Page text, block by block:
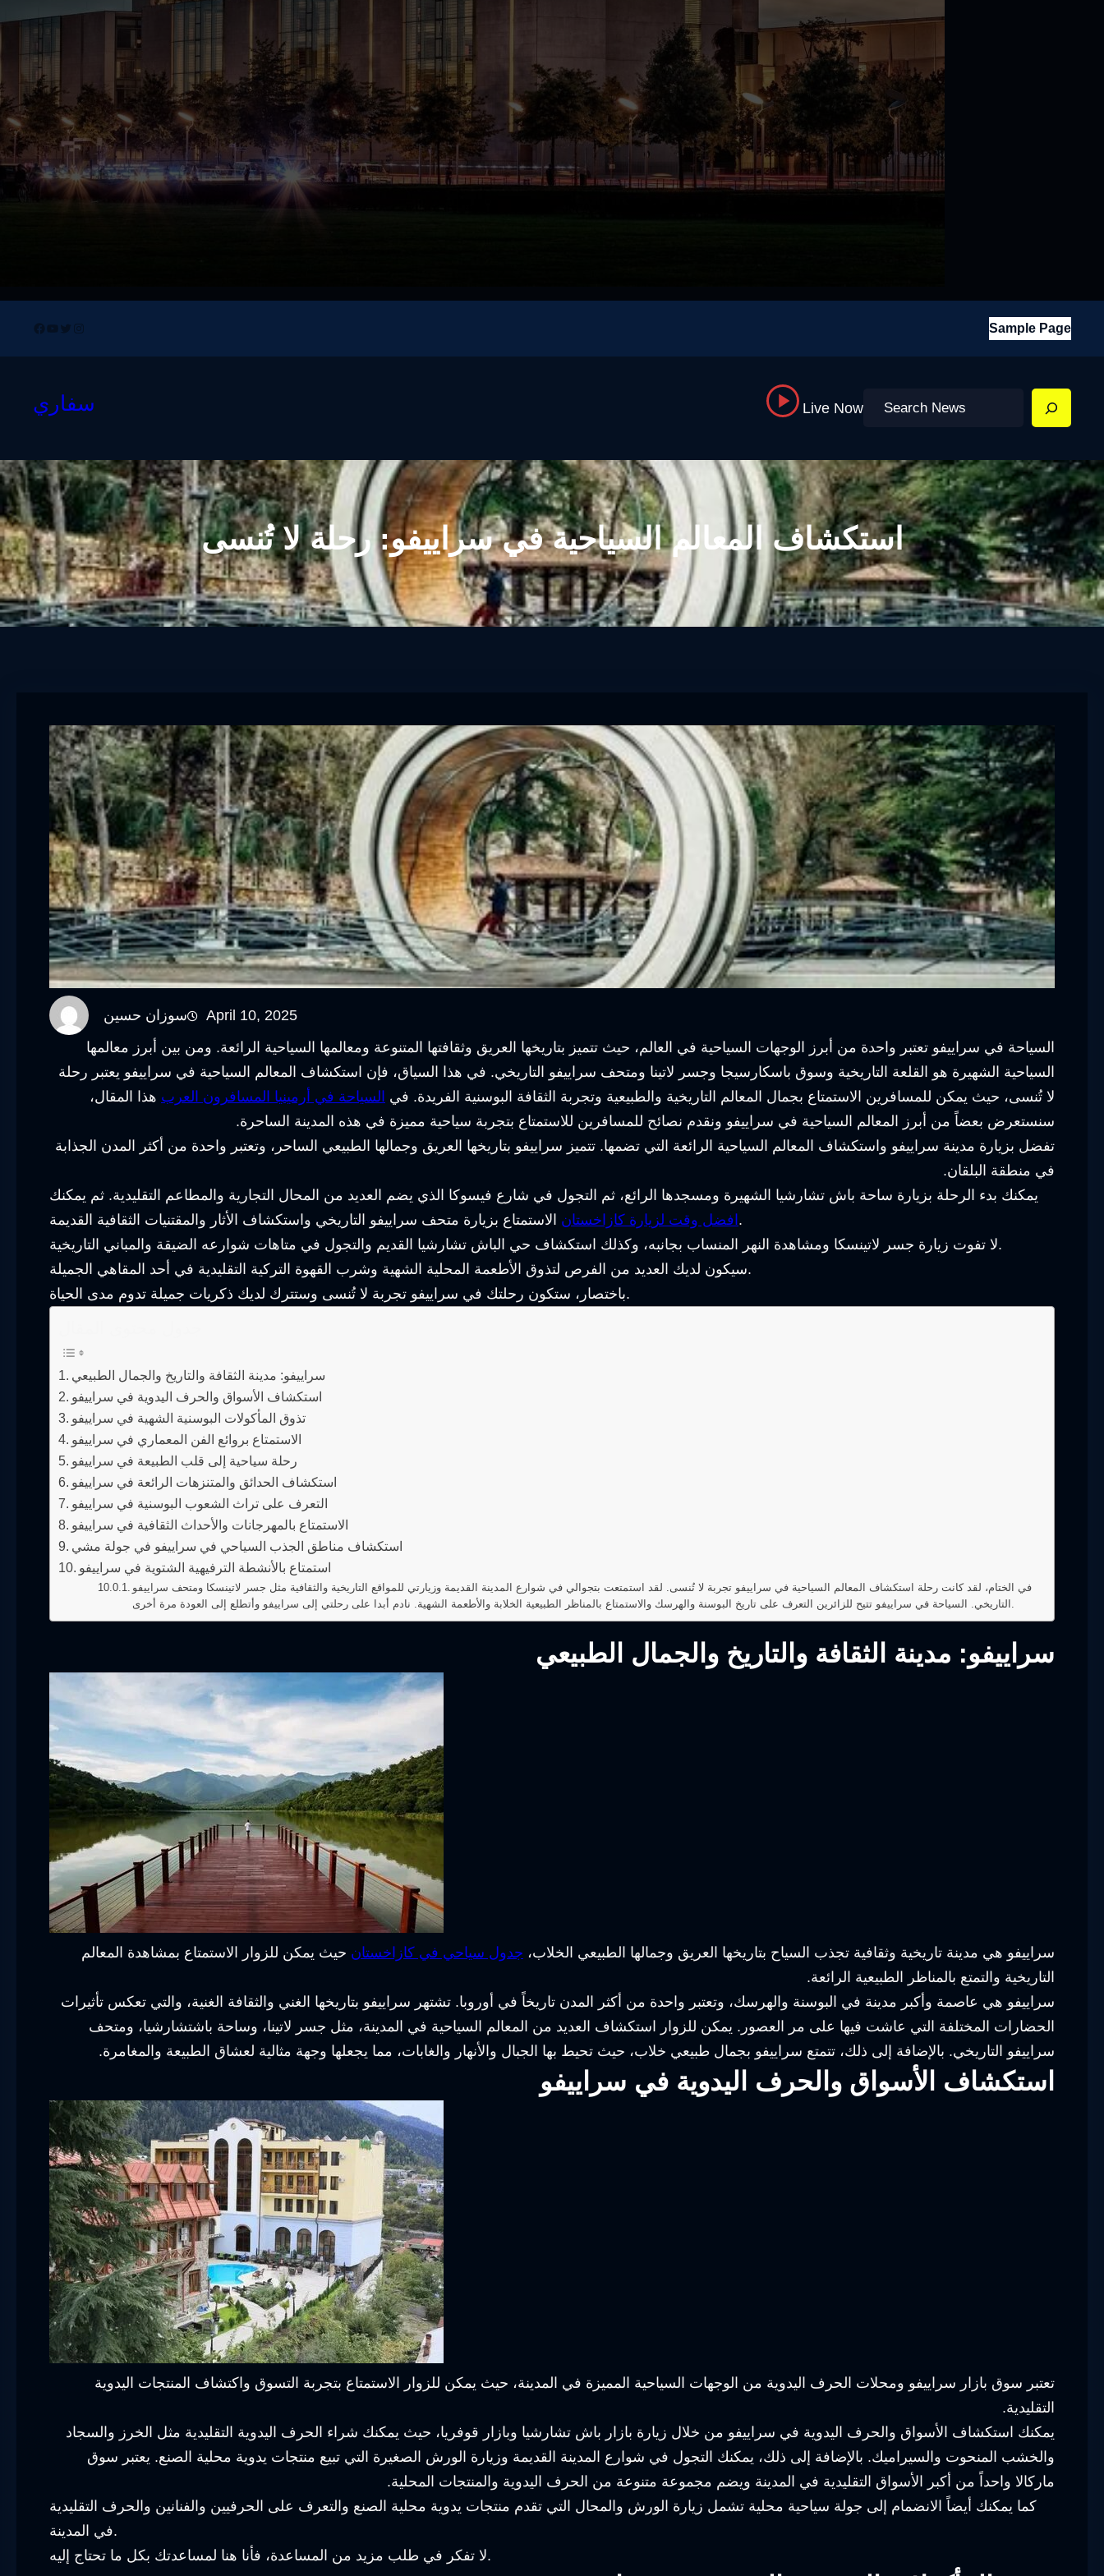
Facebook
YouTube
TwitterInstagram Sample Page
سفاري Live Now Search
استكشاف المعالم السياحية في سراييفو: رحلة لا تُنسى
سوزان حسين
April 10, 2025
السياحة في سراييفو تعتبر واحدة من أبرز الوجهات السياحية في العالم، حيث تتميز بتاريخها العريق وثقافتها المتنوعة ومعالمها السياحية الرائعة. ومن بين أبرز معالمها
السياحية الشهيرة هو القلعة التاريخية وسوق باسكارسيجا وجسر لاتينا ومتحف سراييفو التاريخي. في هذا السياق، فإن استكشاف المعالم السياحية في سراييفو يعتبر رحلة
لا تُنسى، حيث يمكن للمسافرين الاستمتاع بجمال المعالم التاريخية والطبيعية وتجربة الثقافة البوسنية الفريدة. في السياحة في أرمينيا المسافرون العرب هذا المقال،
سنستعرض بعضاً من أبرز المعالم السياحية في سراييفو ونقدم نصائح للمسافرين للاستمتاع بتجربة سياحية مميزة في هذه المدينة الساحرة.
تفضل بزيارة مدينة سراييفو واستكشاف المعالم السياحية الرائعة التي تضمها. تتميز سراييفو بتاريخها العريق وجمالها الطبيعي الساحر، وتعتبر واحدة من أكثر المدن الجذابة
في منطقة البلقان.
يمكنك بدء الرحلة بزيارة ساحة باش تشارشيا الشهيرة ومسجدها الرائع، ثم التجول في شارع فيسوكا الذي يضم العديد من المحال التجارية والمطاعم التقليدية. ثم يمكنك
افضل وقت لزيارة كازاخستانالاستمتاع بزيارة متحف سراييفو التاريخي واستكشاف الأثار والمقتنيات الثقافية القديمة.
لا تفوت زيارة جسر لاتينسكا ومشاهدة النهر المنساب بجانبه، وكذلك استكشاف حي الباش تشارشيا القديم والتجول في متاهات شوارعه الضيقة والمباني التاريخية.
سيكون لديك العديد من الفرص لتذوق الأطعمة المحلية الشهية وشرب القهوة التركية التقليدية في أحد المقاهي الجميلة.
باختصار، ستكون رحلتك في سراييفو تجربة لا تُنسى وستترك لديك ذكريات جميلة تدوم مدى الحياة.
سراييفو: مدينة الثقافة والتاريخ والجمال الطبيعي
استكشاف الأسواق والحرف اليدوية في سراييفو
تذوق المأكولات البوسنية الشهية في سراييفو
الاستمتاع بروائع الفن المعماري في سراييفو
رحلة سياحية إلى قلب الطبيعة في سراييفو
استكشاف الحدائق والمتنزهات الرائعة في سراييفو
التعرف على تراث الشعوب البوسنية في سراييفو
الاستمتاع بالمهرجانات والأحداث الثقافية في سراييفو
استكشاف مناطق الجذب السياحي في سراييفو في جولة مشي
استمتاع بالأنشطة الترفيهية الشتوية في سراييفو
في الختام، لقد كانت رحلة استكشاف المعالم السياحية في سراييفو تجربة لا تُنسى. لقد استمتعت بتجوالي في شوارع المدينة القديمة وزيارتي للمواقع التاريخية والثقافية مثل جسر لاتينسكا ومتحف سراييفو
التاريخي. السياحة في سراييفو تتيح للزائرين التعرف على تاريخ البوسنة والهرسك والاستمتاع بالمناظر الطبيعية الخلابة والأطعمة الشهية. نادم أبدا على رحلتي إلى سراييفو وأتطلع إلى العودة مرة أخرى.
سراييفو: مدينة الثقافة والتاريخ والجمال الطبيعي
سراييفو هي مدينة تاريخية وثقافية تجذب السياح بتاريخها العريق وجمالها الطبيعي الخلاب، جدول سياحي في كازاخستان حيث يمكن للزوار الاستمتاع بمشاهدة المعالم
التاريخية والتمتع بالمناظر الطبيعية الرائعة.
سراييفو هي عاصمة وأكبر مدينة في البوسنة والهرسك، وتعتبر واحدة من أكثر المدن تاريخاً في أوروبا. تشتهر سراييفو بتاريخها الغني والثقافة الغنية، والتي تعكس تأثيرات
الحضارات المختلفة التي عاشت فيها على مر العصور. يمكن للزوار استكشاف العديد من المعالم السياحية في المدينة، مثل جسر لاتينا، وساحة باشتشارشيا، ومتحف
سراييفو التاريخي. بالإضافة إلى ذلك، تتمتع سراييفو بجمال طبيعي خلاب، حيث تحيط بها الجبال والأنهار والغابات، مما يجعلها وجهة مثالية لعشاق الطبيعة والمغامرة.
استكشاف الأسواق والحرف اليدوية في سراييفو
تعتبر سوق بازار سراييفو ومحلات الحرف اليدوية من الوجهات السياحية المميزة في المدينة، حيث يمكن للزوار الاستمتاع بتجربة التسوق واكتشاف المنتجات اليدوية
التقليدية.
يمكنك استكشاف الأسواق والحرف اليدوية في سراييفو من خلال زيارة بازار باش تشارشيا وبازار قوفريا، حيث يمكنك شراء الحرف اليدوية التقليدية مثل الخرز والسجاد
والخشب المنحوت والسيراميك. بالإضافة إلى ذلك، يمكنك التجول في شوارع المدينة القديمة وزيارة الورش الصغيرة التي تبيع منتجات يدوية محلية الصنع. يعتبر سوق
ماركالا واحداً من أكبر الأسواق التقليدية في المدينة ويضم مجموعة متنوعة من الحرف اليدوية والمنتجات المحلية.
كما يمكنك أيضاً الانضمام إلى جولة سياحية محلية تشمل زيارة الورش والمحال التي تقدم منتجات يدوية محلية الصنع والتعرف على الحرفيين والفنانين والحرف التقليدية
في المدينة.
لا تفكر في طلب مزيد من المساعدة، فأنا هنا لمساعدتك بكل ما تحتاج إليه.